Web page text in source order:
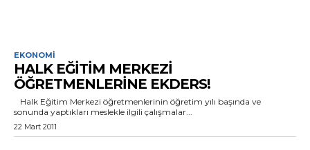
EKONOMI
HALK EĞITIM MERKEZI
ÖĞRETMENLERINE EKDERS!
Halk Eğitim Merkezi öğretmenlerinin öğretim yılı başında ve
sonunda yaptıkları meslekle ilgili çalışmalar...
22 Mart 2011